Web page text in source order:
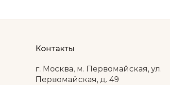
Контакты
г. Москва, м. Первомайская, ул.
Первомайская, д. 49